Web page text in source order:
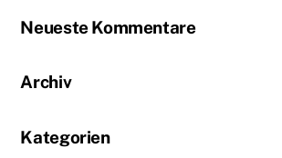
Neueste Kommentare
Archiv
Kategorien